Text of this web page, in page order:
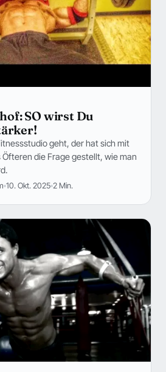
SO wirst Du
geht, der hat sich mit
die Frage gestellt, wie man
10. Okt. 2025 2 Min.